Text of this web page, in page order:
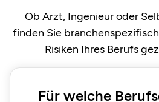
Ob Arzt, Ingenieur oder
finden Sie
Risiken Ihres Berufs
Für welche